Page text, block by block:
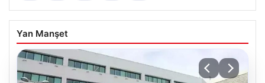
Yan Manşet